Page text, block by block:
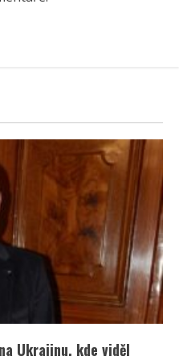
Ukrajinu, kde viděl